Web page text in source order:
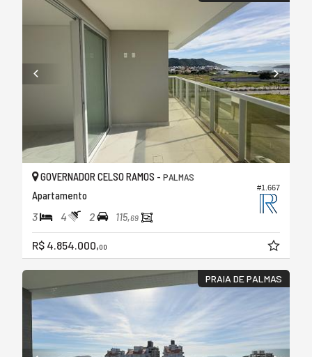
#1.667
GOVERNADOR CELSO RAMOS - PALMAS
Apartamento
3 4 2 115,69
R$ 4.854.000,00
PRAIA DE PALMAS